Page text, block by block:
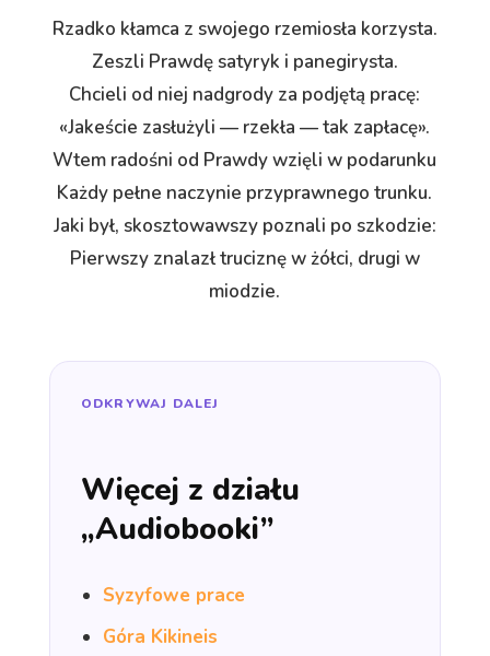
Rzadko kłamca z swojego rzemiosła korzysta.
Zeszli Prawdę satyryk i panegirysta.
Chcieli od niej nadgrody za podjętą pracę:
«Jakeście zasłużyli — rzekła — tak zapłacę».
Wtem radośni od Prawdy wzięli w podarunku
Każdy pełne naczynie przyprawnego trunku.
Jaki był, skosztowawszy poznali po szkodzie:
Pierwszy znalazł truciznę w żółci, drugi w
miodzie.
ODKRYWAJ DALEJ
Więcej z działu
„Audiobooki”
Syzyfowe prace
Góra Kikineis